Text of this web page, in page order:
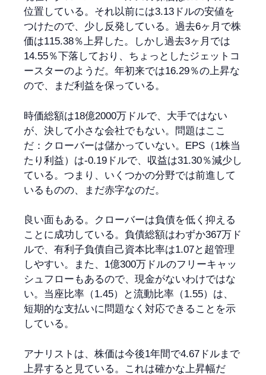
位置している。それ以前には3.13ドルの安値を
つけたので、少し反発している。過去6ヶ月で株
価は115.38％上昇した。しかし過去3ヶ月では
14.55％下落しており、ちょっとしたジェットコ
ースターのようだ。年初来では16.29％の上昇な
ので、まだ利益を保っている。
時価総額は18億2000万ドルで、大手ではない
が、決して小さな会社でもない。問題はここ
だ：クローバーは儲かっていない。EPS（1株当
たり利益）は-0.19ドルで、収益は31.30％減少し
ている。つまり、いくつかの分野では前進して
いるものの、まだ赤字なのだ。
良い面もある。クローバーは負債を低く抑える
ことに成功している。負債総額はわずか367万ド
ルで、有利子負債自己資本比率は1.07と超管理
しやすい。また、1億300万ドルのフリーキャッ
シュフローもあるので、現金がないわけではな
い。当座比率（1.45）と流動比率（1.55）は、
短期的な支払いに問題なく対応できることを示
している。
アナリストは、株価は今後1年間で4.67ドルまで
上昇すると見ている。これは確かな上昇幅だ